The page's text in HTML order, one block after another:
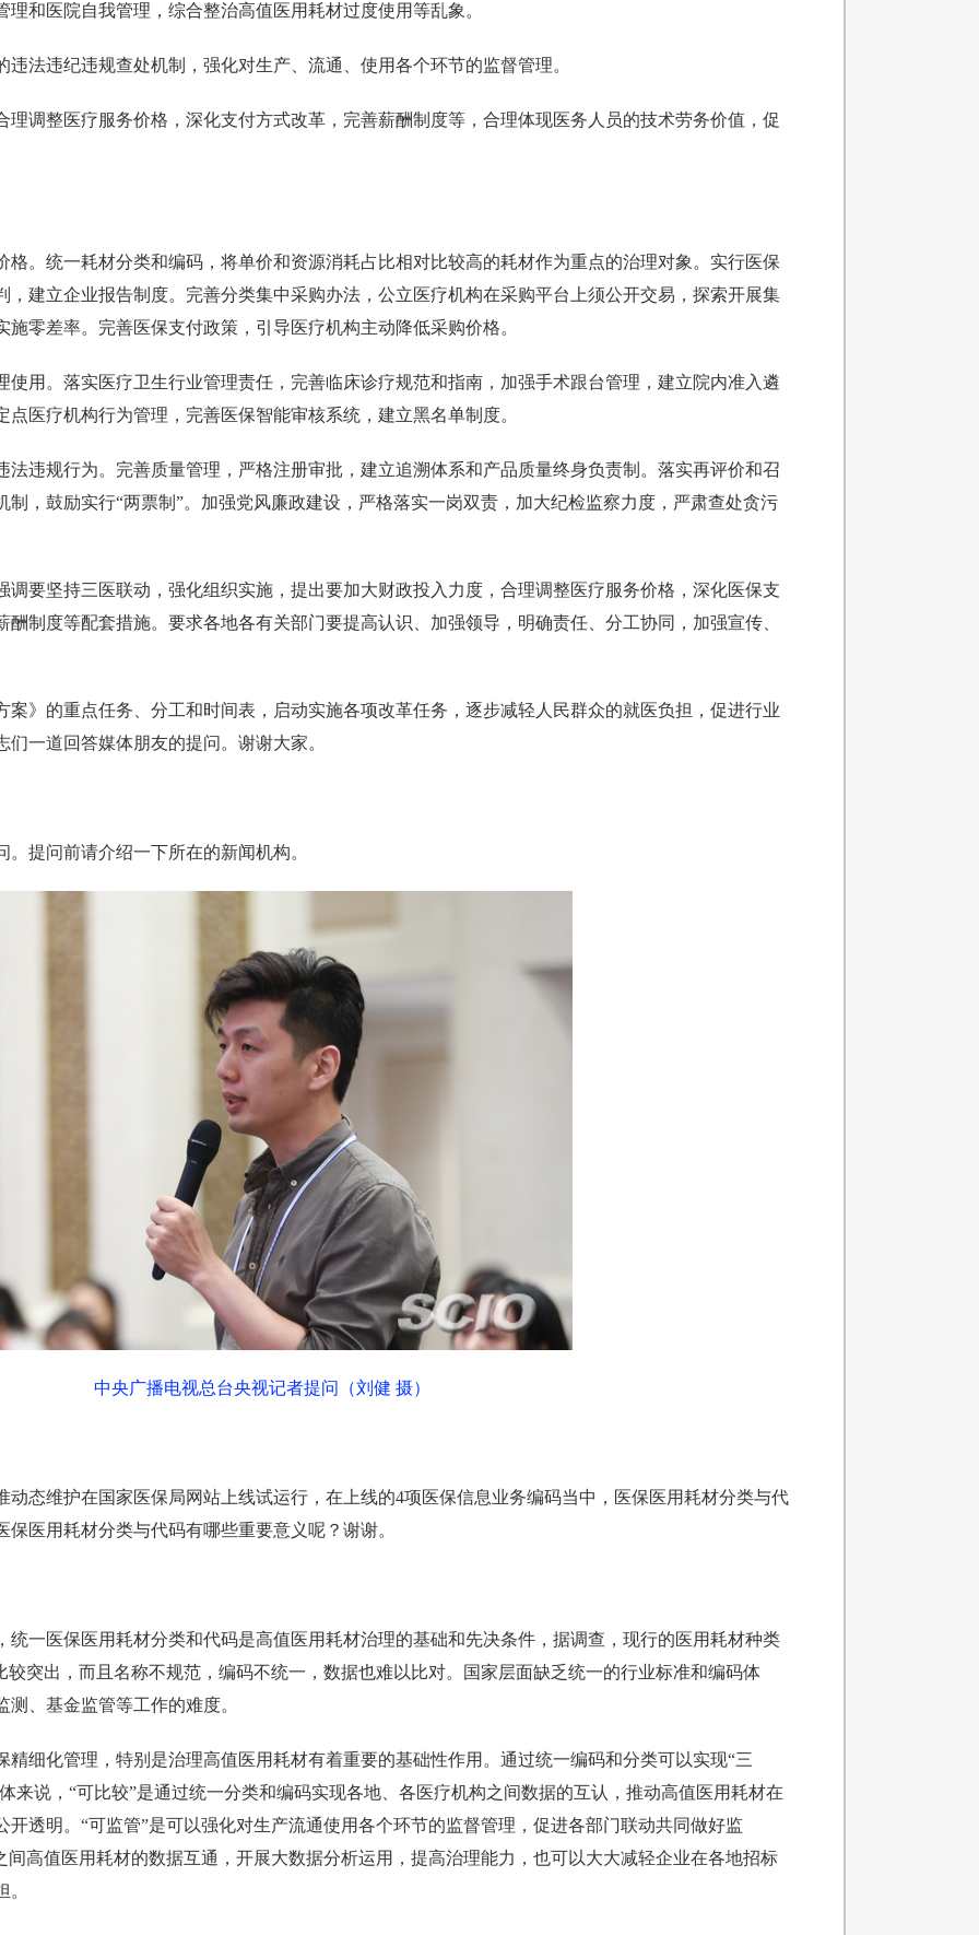
和医院自我管理，综合整治高值医用耗材过度使用等乱象。
法违纪违规查处机制，强化对生产、流通、使用各个环节的监督管理。
理调整医疗服务价格，深化支付方式改革，完善薪酬制度等，合理体现医务人员的技术劳务价值，促
格。统一耗材分类和编码，将单价和资源消耗占比相对比较高的耗材作为重点的治理对象。实行医保
，建立企业报告制度。完善分类集中采购办法，公立医疗机构在采购平台上须公开交易，探索开展集
零差率。完善医保支付政策，引导医疗机构主动降低采购价格。
使用。落实医疗卫生行业管理责任，完善临床诊疗规范和指南，加强手术跟台管理，建立院内准入遴
医疗机构行为管理，完善医保智能审核系统，建立黑名单制度。
法违规行为。完善质量管理，严格注册审批，建立追溯体系和产品质量终身负责制。落实再评价和召
，鼓励实行“两票制”。加强党风廉政建设，严格落实一岗双责，加大纪检监察力度，严肃查处贪污
调要坚持三医联动，强化组织实施，提出要加大财政投入力度，合理调整医疗服务价格，深化医保支
制度等配套措施。要求各地各有关部门要提高认识、加强领导，明确责任、分工协同，加强宣传、
案》的重点任务、分工和时间表，启动实施各项改革任务，逐步减轻人民群众的就医负担，促进行业
一道回答媒体朋友的提问。谢谢大家。
提问前请介绍一下所在的新闻机构。
中央广播电视总台央视记者提问（刘健 摄）
动态维护在国家医保局网站上线试运行，在上线的4项医保信息业务编码当中，医保医用耗材分类与代
医用耗材分类与代码有哪些重要意义呢？谢谢。
统一医保医用耗材分类和代码是高值医用耗材治理的基础和先决条件，据调查，现行的医用耗材种类
较突出，而且名称不规范，编码不统一，数据也难以比对。国家层面缺乏统一的行业标准和编码体
、基金监管等工作的难度。
精细化管理，特别是治理高值医用耗材有着重要的基础性作用。通过统一编码和分类可以实现“三
来说，“可比较”是通过统一分类和编码实现各地、各医疗机构之间数据的互认，推动高值医用耗材在
透明。“可监管”是可以强化对生产流通使用各个环节的监督管理，促进各部门联动共同做好监
间高值医用耗材的数据互通，开展大数据分析运用，提高治理能力，也可以大大减轻企业在各地招标